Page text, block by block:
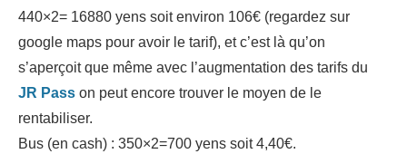
440×2= 16880 yens soit environ 106€ (regardez sur
google maps pour avoir le tarif), et c’est là qu’on
s’aperçoit que même avec l’augmentation des tarifs du
JR Pass on peut encore trouver le moyen de le
rentabiliser.
Bus (en cash) : 350×2=700 yens soit 4,40€.